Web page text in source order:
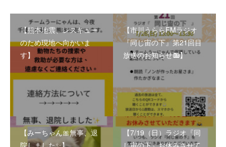
【熊本地震、レスキュー
のため現地へ向かいま
す】
【市川うららFMラジオ
『同じ宙の下』第21回目
放送のお知らせ📻】
【みーちゃん🎀無事、退
【7/19（日）ラジオ『同